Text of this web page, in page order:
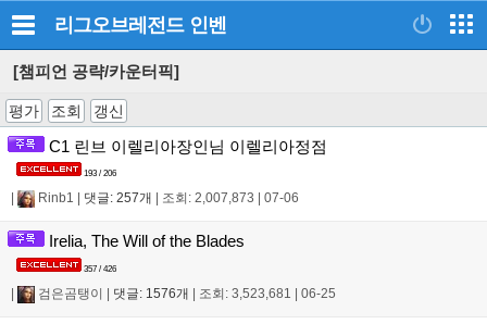
리그오브레전드 인벤
[챔피언 공략/카운터픽]
평가 조회 갱신
C1 린브 이렐리아장인님 이렐리아정점
193 / 206
Rinb1 댓글: 257개 조회: 2,007,873 07-06
Irelia, The Will of the Blades
357 / 426
| 검은곰탱이 | 댓글: 1576개 | 조회: 3,523,681 | 06-25